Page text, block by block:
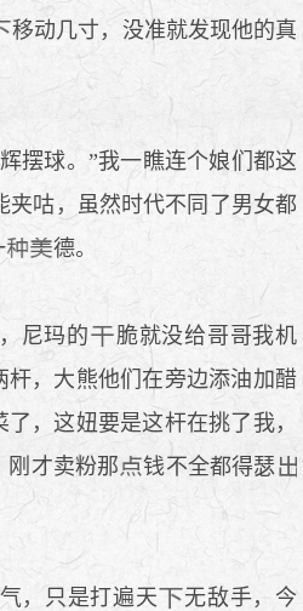
移动几寸，没准就发现他的真
摆球。”我一瞧连个娘们都这
夹咕，虽然时代不同了男女都
德。
尼玛的
脆就没给哥哥我机
杆，大熊他们在旁边添油加醋
，这妞要是这杆在挑了我，
刚才卖粉那
钱不全都得瑟
，只是打遍天
无敌手，今